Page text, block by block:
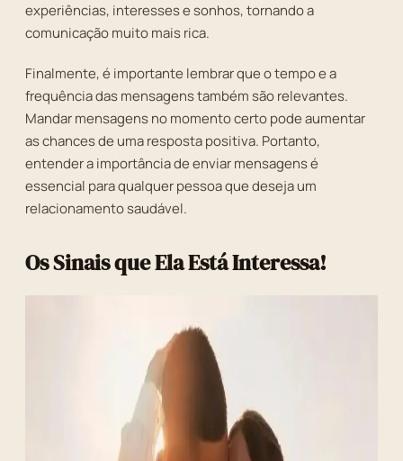
experiências, interesses e sonhos, tornando a
comunicação muito mais rica.
Finalmente, é importante lembrar que o tempo e a
frequência das mensagens também são relevantes.
Mandar mensagens no momento certo pode aumentar
as chances de uma resposta positiva. Portanto,
entender a importância de enviar mensagens é
essencial para qualquer pessoa que deseja um
relacionamento saudável.
Os Sinais que Ela Está Interessa!